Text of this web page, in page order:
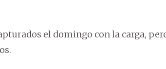
el domingo con la carga,